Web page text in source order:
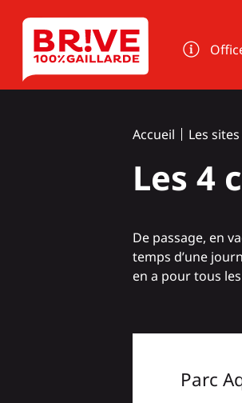
Accueil Les
Les 4
De passage, en
temps d’une
en a pour tous
Parc